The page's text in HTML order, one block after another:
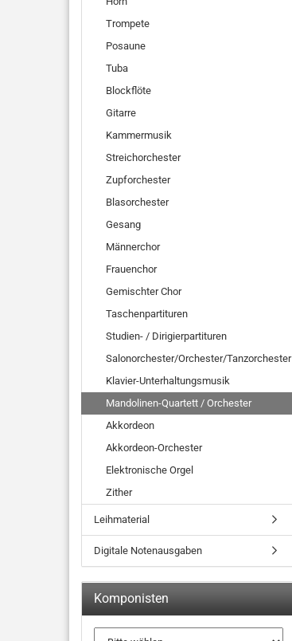
Trompete
Posaune
Tuba
Blockflöte
Gitarre
Kammermusik
Streichorchester
Zupforchester
Blasorchester
Gesang
Männerchor
Frauenchor
Gemischter Chor
Taschenpartituren
Studien- / Dirigierpartituren
Salonorchester/Orchester/Tanzorchester
Klavier-Unterhaltungsmusik
Mandolinen-Quartett / Orchester
Akkordeon
Akkordeon-Orchester
Elektronische Orgel
Zither
Leihmaterial
Digitale Notenausgaben
Komponisten